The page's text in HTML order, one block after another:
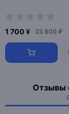
1 700 ¥ 23 800 ₽
Отзывы